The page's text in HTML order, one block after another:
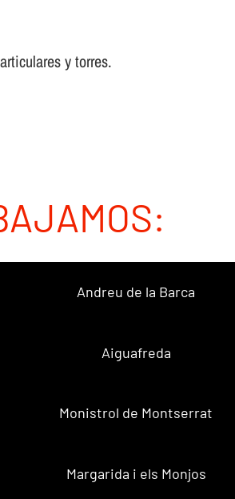
y torres.
Andreu de la Barca
Aiguafreda
Monistrol de Montserrat
Margarida i els Monjos